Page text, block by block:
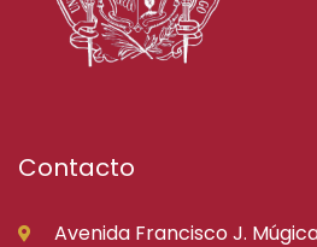
Contacto
Avenida Francisco J.